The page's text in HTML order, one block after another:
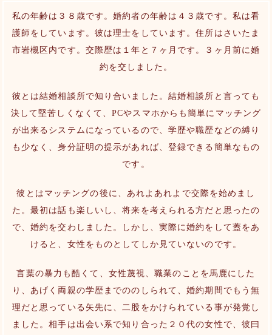
私の年齢は３８歳です。婚約者の年齢は４３歳です。私は看
護師をしています。彼は理士をしています。住所はさいたま
市岩槻区内です。交際歴は１年と７ヶ月です。３ヶ月前に婚
約を交しました。
彼とは結婚相談所で知り合いました。結婚相談所と言っても
決して堅苦しくなくて、PCやスマホからも簡単にマッチング
が出来るシステムになっているので、学歴や職歴などの縛り
も少なく、身分証明の提示があれば、登録できる簡単なもの
です。
彼とはマッチングの後に、あれよあれよで交際を始めまし
た。最初は話も楽しいし、将来を考えられる方だと思ったの
で、婚約を交わしました。しかし、実際に婚約をして蓋をあ
けると、女性をものとしてしか見ていないのです。
言葉の暴力も酷くて、女性蔑視、職業のことを馬鹿にした
り、あげく両親の学歴までののしられて、婚約期間でもう無
理だと思っている矢先に、二股をかけられている事が発覚し
ました。相手は出会い系で知り合った２０代の女性で、彼曰